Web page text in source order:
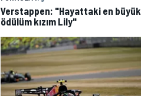
Verstappen: "Hayattaki en büyük
ödülüm kızım Lily"